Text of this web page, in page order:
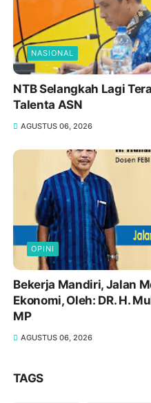
NASIONAL
NTB Selangkah Lagi
Talenta ASN
AGUSTUS 06, 2026
OPINI
Bekerja Mandiri, Jalan
Ekonomi, Oleh: DR. H.
MP
AGUSTUS 06, 2026
TAGS